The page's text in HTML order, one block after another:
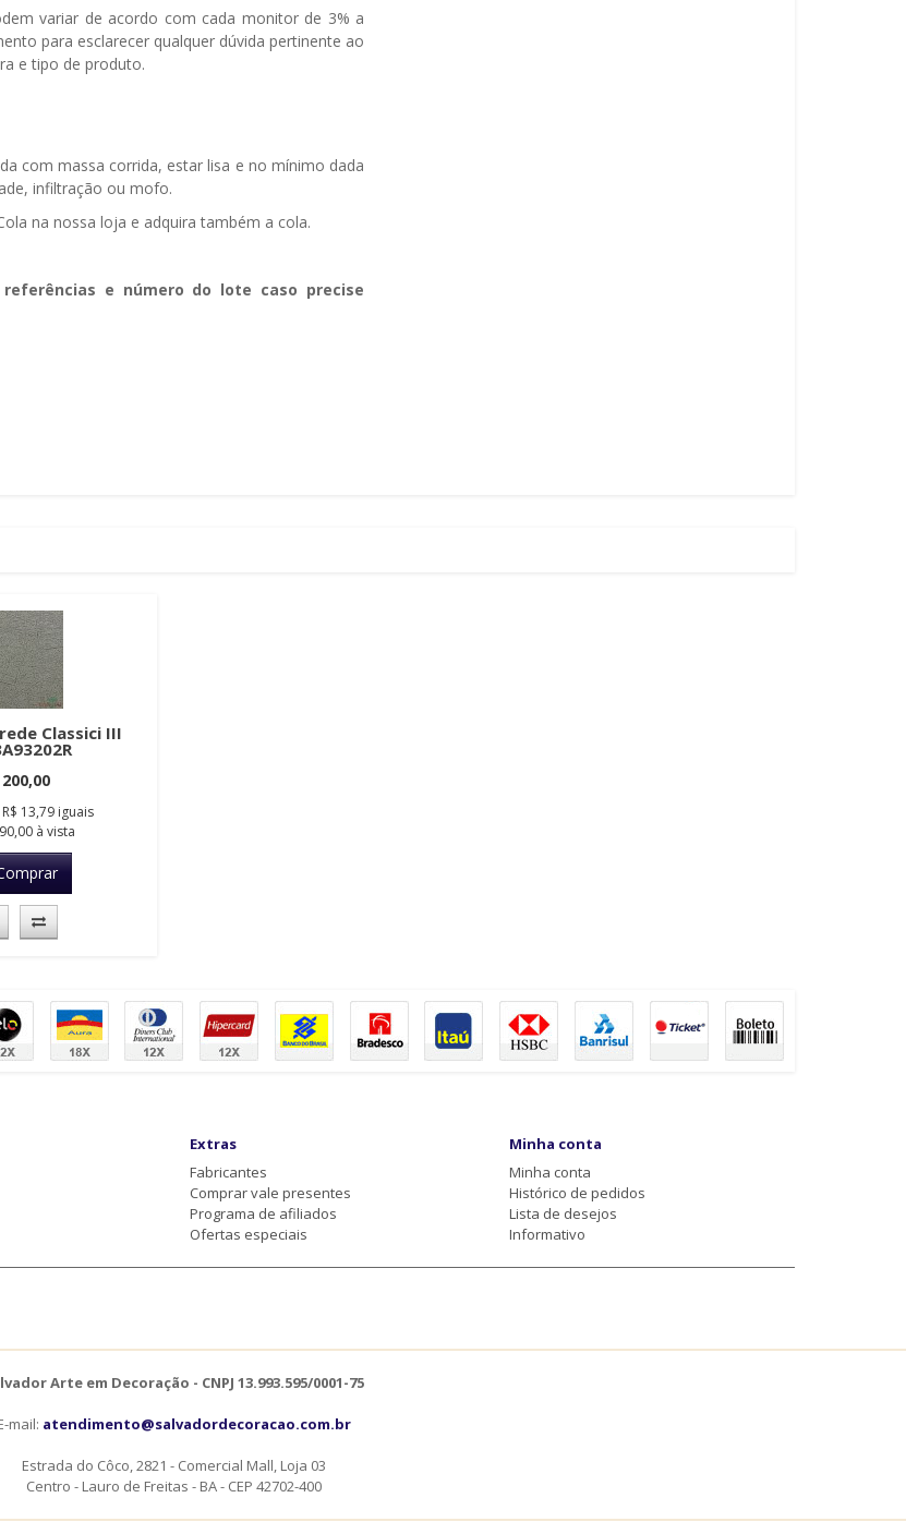
variar de acordo com cada monitor de 3% a
para esclarecer qualquer dúvida pertinente ao
e tipo de produto.
com massa corrida, estar lisa e no mínimo dada
infiltração ou mofo.
na nossa loja e adquira também a cola.
e número do lote caso precise
Classici III
R$ 13,79 iguais
à vista
Extras
Fabricantes
Comprar vale presentes
Programa de afiliados
Ofertas especiais
Minha conta
Minha conta
Histórico de pedidos
Lista de desejos
Informativo
Arte em Decoração - CNPJ 13.993.595/0001-75
mail: atendimento@salvadordecoracao.com.br
Estrada do Côco, 2821 - Comercial Mall, Loja 03
Centro - Lauro de Freitas - BA - CEP 42702-400